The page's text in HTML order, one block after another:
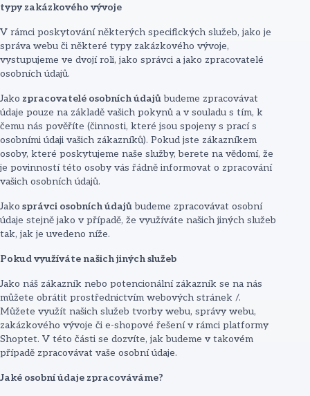
typy zakázkového vývoje
V rámci poskytování některých specifických služeb, jako je
správa webu či některé typy zakázkového vývoje,
vystupujeme ve dvojí roli, jako správci a jako zpracovatelé
osobních údajů.
Jako zpracovatelé osobních údajůbudeme zpracovávat
údaje pouze na základě vašich pokynů a v souladu s tím, k
čemu nás pověříte (činnosti, které jsou spojeny s prací s
osobními údaji vašich zákazníků). Pokud jste zákazníkem
osoby, které poskytujeme naše služby, berete na vědomí, že
je povinností této osoby vás řádně informovat o zpracování
vašich osobních údajů.
Jako správci osobních údajůbudeme zpracovávat osobní
údaje stejně jako v případě, že využíváte našich jiných služeb
tak, jak je uvedeno níže.
Pokud využíváte našich jiných služeb
Jako náš zákazník nebo potencionální zákazník se na nás
můžete obrátit prostřednictvím webových stránek /.
Můžete využít našich služeb tvorby webu, správy webu,
zakázkového vývoje či e-shopové řešení v rámci platformy
Shoptet. V této části se dozvíte, jak budeme v takovém
případě zpracovávat vaše osobní údaje.
Jaké osobní údaje zpracováváme?